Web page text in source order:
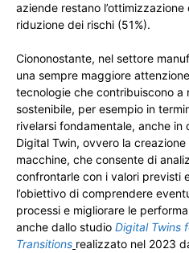
aziende restano
riduzione dei rischi (51%).
Ciononostante, nel settore
una sempre maggiore
tecnologie che contribuiscono a
sostenibile, per esempio in
rivelarsi fondamentale, anche
Digital Twin, ovvero la
macchine, che consente di
confrontarle con i valori previsti
l’obiettivo di comprendere
processi e migliorare le
anche dallo studio Digital Twins
Transitions realizzato nel 2023